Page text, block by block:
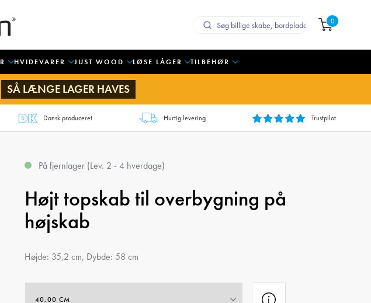
0
HVIDEVARER JUST WOOD LØSE LÅGER TILBEHØR
SÅ LÆNGE LAGER HAVES
Dansk produceret Hurtig levering Trustpilot
På fjernlager (Lev. 2 - 4 hverdage)
Højt topskab til overbygning på
højskab
Højde: 35,2 cm, Dybde: 58 cm